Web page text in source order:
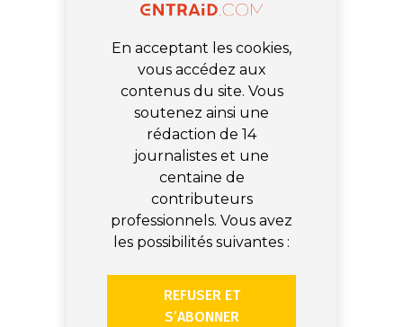
En acceptant les cookies,
vous accédez aux
contenus du site. Vous
soutenez ainsi une
rédaction de 14
journalistes et une
centaine de
contributeurs
professionnels. Vous avez
les possibilités suivantes :
REFUSER ET
S’ABONNER